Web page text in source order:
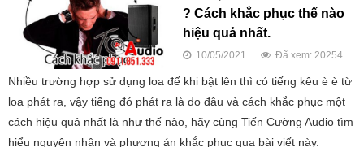
? Cách khắc phục thế nào
hiệu quả nhất.
10/05/2021 Đã xem: 20254
Nhiều trường hợp sử dụng loa đế khi bật lên thì có tiếng kêu è è từ
loa phát ra, vậy tiếng đó phát ra là do đâu và cách khắc phục một
cách hiệu quả nhất là như thế nào, hãy cùng Tiến Cường Audio tìm
hiểu nguyên nhân và phương án khắc phục qua bài viết này.